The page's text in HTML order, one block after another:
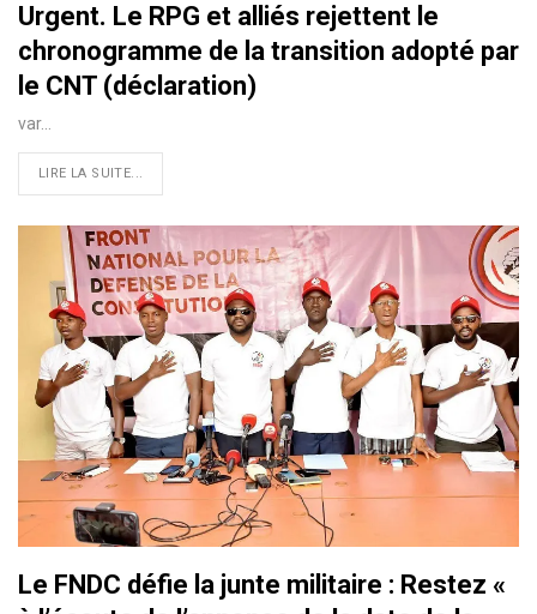
Urgent. Le RPG et alliés rejettent le
chronogramme de la transition adopté par
le CNT (déclaration)
var…
LIRE LA SUITE...
Le FNDC défie la junte militaire : Restez «